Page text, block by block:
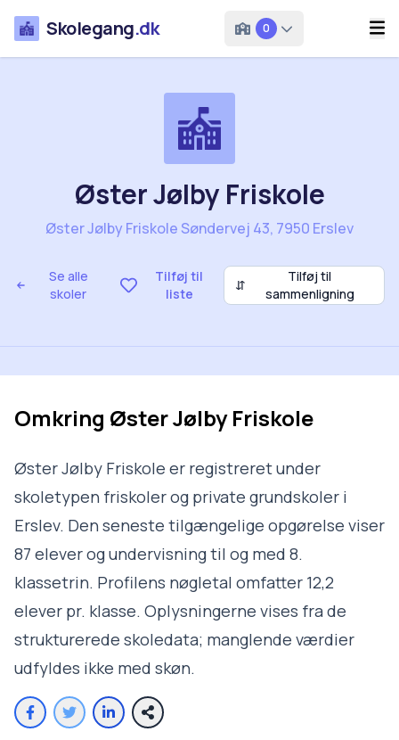
Skolegang.dk 0
Se alle
skoler
Tilføj til
liste
⇵
Tilføj til
sammenligning
Øster Jølby Friskole
Øster Jølby Friskole Søndervej 43, 7950 Erslev
Omkring Øster Jølby Friskole
Øster Jølby Friskole er registreret under
skoletypen friskoler og private grundskoler i
Erslev. Den seneste tilgængelige opgørelse viser
87 elever og undervisning til og med 8.
klassetrin. Profilens nøgletal omfatter 12,2
elever pr. klasse. Oplysningerne vises fra de
strukturerede skoledata; manglende værdier
udfyldes ikke med skøn.